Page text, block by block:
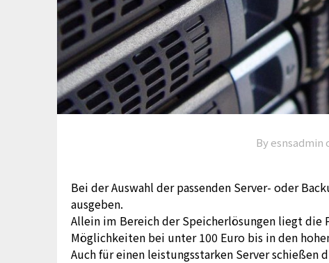
By esnsadmin
Bei der Auswahl der passenden Server- oder
ausgeben.
Allein im Bereich der Speicherlösungen liegt die
Möglichkeiten bei unter 100 Euro bis in den
Auch für einen leistungsstarken Server schießen